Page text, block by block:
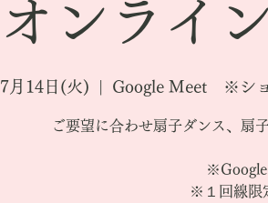
オンライ
7月14日(火) Google Meet ※ショ
ご要望に合わせ扇子ダンス、扇
※Google
※１回線限